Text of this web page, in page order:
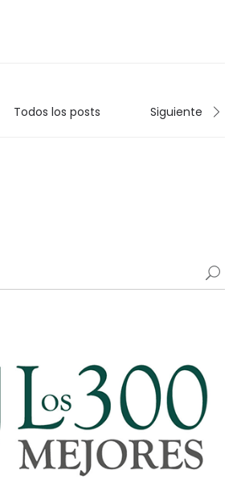
Todos los posts Siguiente